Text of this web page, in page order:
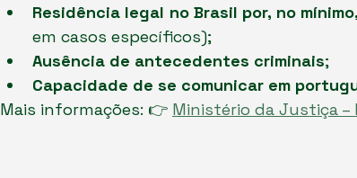
Residência legal no Brasil por, no
em casos específicos);
Ausência de antecedentes criminais;
Capacidade de se comunicar em
Mais informações: 👉 Ministério da Justiça –